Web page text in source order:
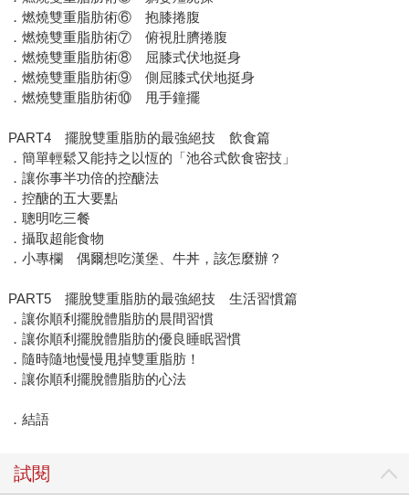
．燃燒雙重脂肪術⑥ 抱膝捲腹
．燃燒雙重脂肪術⑦ 俯視肚臍捲腹
．燃燒雙重脂肪術⑧ 屈膝式伏地挺身
．燃燒雙重脂肪術⑨ 側屈膝式伏地挺身
．燃燒雙重脂肪術⑩ 甩手鐘擺
PART4 擺脫雙重脂肪的最強絕技 飲食篇
．簡單輕鬆又能持之以恆的「池谷式飲食密技」
．讓你事半功倍的控醣法
．控醣的五大要點
．聰明吃三餐
．攝取超能食物
．小專欄 偶爾想吃漢堡、牛丼，該怎麼辦？
PART5 擺脫雙重脂肪的最強絕技 生活習慣篇
．讓你順利擺脫體脂肪的晨間習慣
．讓你順利擺脫體脂肪的優良睡眠習慣
．隨時隨地慢慢甩掉雙重脂肪！
．讓你順利擺脫體脂肪的心法
．結語
試閱